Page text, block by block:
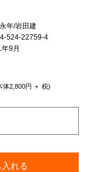
年/岩田建
4-524-22759-4
年9月
体2,800円 ＋ 税)
れる